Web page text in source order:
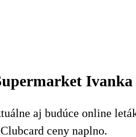
aj budúce online
ceny naplno.